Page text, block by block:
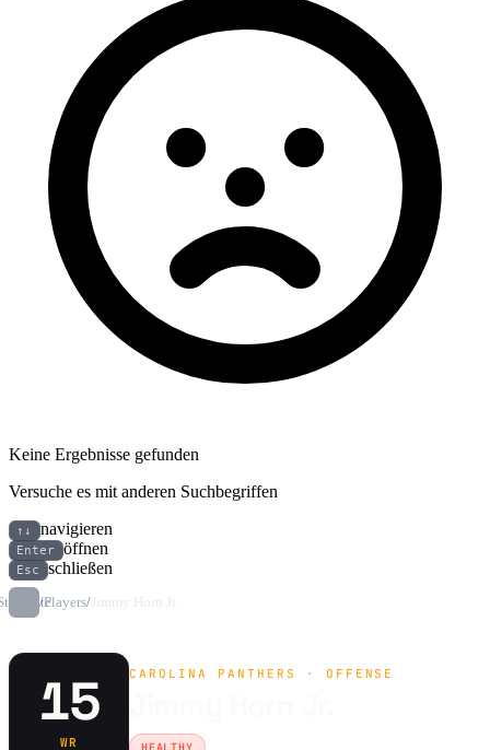
Keine Ergebnisse gefunden
Versuche es mit anderen Suchbegriffen
↑↓ navigieren
Enter öffnen
Esc schließen
/Players/ Jimmy Horn Jr.
15
WR
CAROLINA PANTHERS · OFFENSE
HEALTHY